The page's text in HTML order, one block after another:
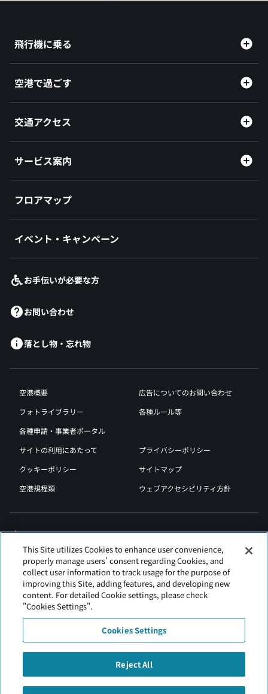
飛行機に乗る
空港で過ごす
交通アクセス
サービス案内
フロアマップ
イベント・キャンペーン
お手伝いが必要な方
お問い合わせ
落とし物・忘れ物
空港概要
広告についてのお問い合わせ
フォトライブラリー
各種ルール等
各種申請・事業者ポータル
サイトの利用にあたって
プライバシーポリシー
クッキーポリシー
サイトマップ
空港規程類
ウェブアクセシビリティ方針
This Site utilizes Cookies to enhance user convenience,
properly manage users' consent regarding Cookies, and
collect user information to track usage for the purpose of
improving this Site, adding features, and developing new
content. For detailed Cookie settings, please check
"Cookies Settings".
Cookies Settings
Reject All